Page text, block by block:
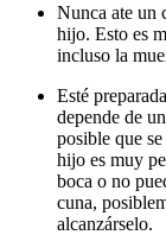
Nunca ate un
hijo. Esto es
incluso la
Esté
depende de
posible que
hijo es muy
boca o no
cuna,
alcanzárselo.